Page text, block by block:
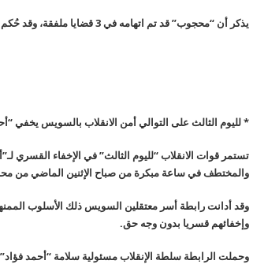
يذكر أن “محجوب” قد تم اتهامه في 3 قضايا ملفقة، وقد حُكم عليه فيها بـ8 سنوات و50 ألف جنيه غرامة
* لليوم الثالث على التوالي أمن الانقلاب بالسويس يخفي
تستمر قوات الانقلاب “لليوم الثالث” في الإخفاء القسري
والمختطف في ساعة مبكرة من صباح الإثنين الماضي من
وقد أدانت رابطة أسر معتقلين السويس ذلك الأسلوب
وإخفائهم قسريا بدون وجه حق.
وحملت الرابطة سلطة الإنقلاب مسئولية سلامة “أحمد